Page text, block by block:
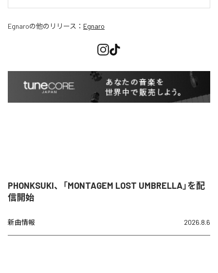
Egnaroの他のリリース： Egnaro
PHONKSUKI、「MONTAGEM LOST UMBRELLA」を配
信開始
新曲情報 2026.8.6